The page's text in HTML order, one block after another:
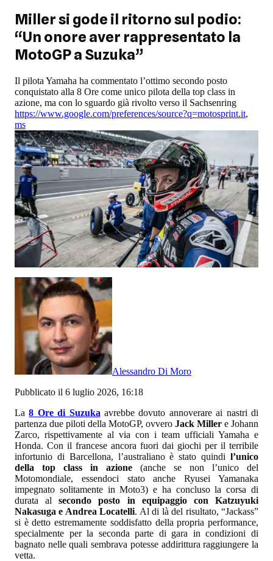
Miller si gode il ritorno sul podio:
“Un onore aver rappresentato la
MotoGP a Suzuka”
Il pilota Yamaha ha commentato l’ottimo secondo posto
conquistato alla 8 Ore come unico pilota della top class in
azione, ma con lo sguardo già rivolto verso il Sachsenring
https://www.google.com/preferences/source?q=motosprint.it,
ms
Alessandro Di Moro
Pubblicato il 6 luglio 2026, 16:18
La8 Ore di Suzuka avrebbe dovuto annoverare ai nastri di
partenza due piloti della MotoGP, ovvero Jack Miller e Johann
Zarco, rispettivamente al via con i team ufficiali Yamaha e
Honda. Con il francese ancora fuori dai giochi per il terribile
infortunio di Barcellona, l’australiano è stato quindi l’unico
della top class in azione (anche se non l’unico del
Motomondiale, essendoci stato anche Ryusei Yamanaka
impegnato solitamente in Moto3) e ha concluso la corsa di
durata alsecondo posto in equipaggio con Katzuyuki
Nakasuga e Andrea Locatelli. Al di là del risultato, “Jackass”
si è detto estremamente soddisfatto della propria performance,
specialmente per la seconda parte di gara in condizioni di
bagnato nelle quali sembrava potesse addirittura raggiungere la
vetta.